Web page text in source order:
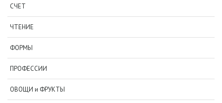
СЧЕТ
ЧТЕНИЕ
ФОРМЫ
ПРОФЕССИИ
ОВОЩИ и ФРУКТЫ